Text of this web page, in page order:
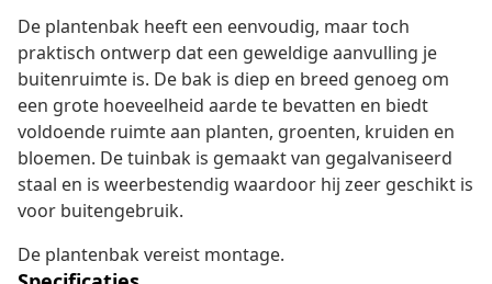
De plantenbak heeft een eenvoudig, maar toch
praktisch ontwerp dat een geweldige aanvulling je
buitenruimte is. De bak is diep en breed genoeg om
een grote hoeveelheid aarde te bevatten en biedt
voldoende ruimte aan planten, groenten, kruiden en
bloemen. De tuinbak is gemaakt van gegalvaniseerd
staal en is weerbestendig waardoor hij zeer geschikt is
voor buitengebruik.
De plantenbak vereist montage.